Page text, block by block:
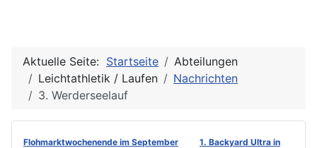
Aktuelle Seite: Startseite
Abteilungen
Leichtathletik / Laufen
Nachrichten
3. Werderseelauf
Flohmarktwochenende im September
1. Backyard Ultra in